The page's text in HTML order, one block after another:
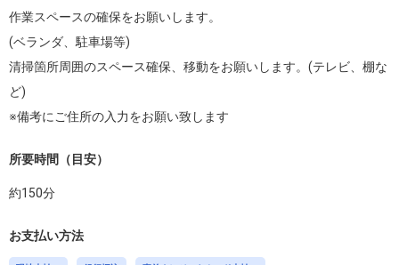
作業スペースの確保をお願いします。
(ベランダ、駐車場等)
清掃箇所周囲のスペース確保、移動をお願いします。(テレビ、棚な
ど)
※備考にご住所の入力をお願い致します
所要時間（目安）
約150分
お支払い方法